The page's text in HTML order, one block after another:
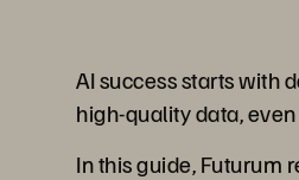
AI success starts with
high-quality data,
In this guide, Futurum